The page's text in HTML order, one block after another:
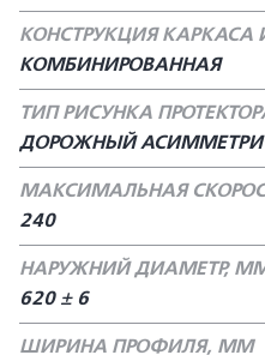
КОНСТРУКЦИЯ КАРКАСА
КОМБИНИРОВАННАЯ
ТИП РИСУНКА
ДОРОЖНЫЙ
МАКСИМАЛЬНАЯ
240
НАРУЖНИЙ ДИАМЕТР,
620 ± 6
ШИРИНА ПРОФИЛЯ, ММ